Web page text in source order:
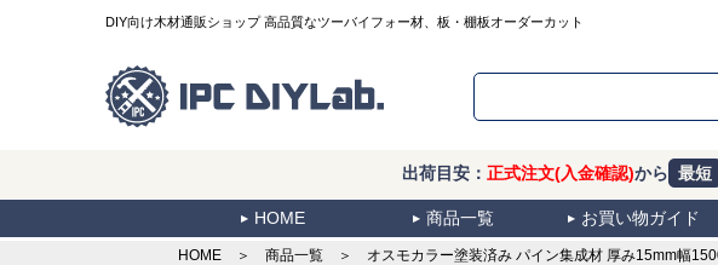
DIY向け木材通販ショップ 高品質なツーバイフォー材、板・棚板オーダーカット
出荷目安： 正式注文(入金確認)から 最短
HOME 商品一覧 お買い物ガイド
HOME ＞ 商品一覧 ＞ オスモカラー塗装済み パイン集成材 厚み15mm幅